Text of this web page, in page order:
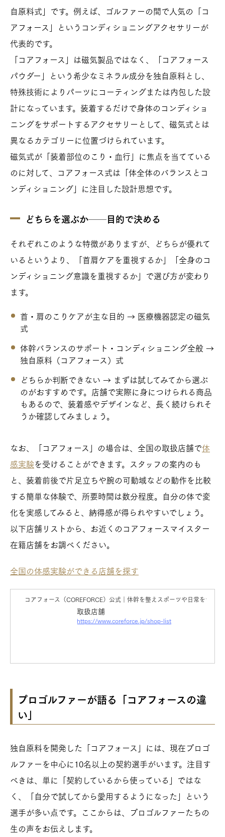
自原料式」です。例えば、ゴルファーの間で人気の「コ
アフォース」というコンディショニングアクセサリーが
代表的です。
「コアフォース」は磁気製品ではなく、「コアフォース
パウダー」という希少なミネラル成分を独自原料とし、
特殊技術によりパーツにコーティングまたは内包した設
計になっています。装着するだけで身体のコンディショ
ニングをサポートするアクセサリーとして、磁気式とは
異なるカテゴリーに位置づけられています。
磁気式が「装着部位のこり・血行」に焦点を当てている
のに対して、コアフォース式は「体全体のバランスとコ
ンディショニング」に注目した設計思想です。
どちらを選ぶか──目的で決める
それぞれこのような特徴がありますが、どちらが優れて
いるというより、「首肩ケアを重視するか」「全身のコ
ンディショニング意識を重視するか」で選び方が変わり
ます。
首・肩のこりケアが主な目的 → 医療機器認定の磁気
式
体幹バランスのサポート・コンディショニング全般 →
独自原料（コアフォース）式
どちらか判断できない → まずは試してみてから選ぶ
のがおすすめです。店舗で実際に身につけられる商品
もあるので、装着感やデザインなど、長く続けられそ
うか確認してみましょう。
なお、「コアフォース」の場合は、全国の取扱店舗で体
感実験を受けることができます。スタッフの案内のも
と、装着前後で片足立ちや腕の可動域などの動作を比較
する簡単な体験で、所要時間は数分程度。自分の体で変
化を実感してみると、納得感が得られやすいでしょう。
以下店舗リストから、お近くのコアフォースマイスター
在籍店舗をお調べください。
全国の体感実験ができる店舗を探す
コアフォース（COREFORCE）公式｜体幹を整えスポーツや日常をサポ
取扱店舗
https://www.coreforce.jp/shop-list
プロゴルファーが語る「コアフォースの違
い」
独自原料を開発した「コアフォース」には、現在プロゴ
ルファーを中心に10名以上の契約選手がいます。注目す
べきは、単に「契約しているから使っている」ではな
く、「自分で試してから愛用するようになった」という
選手が多い点です。ここからは、プロゴルファーたちの
生の声をお伝えします。